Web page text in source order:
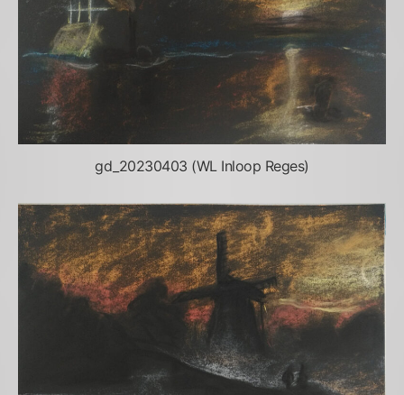
gd_20230403 (WL Inloop Reges)